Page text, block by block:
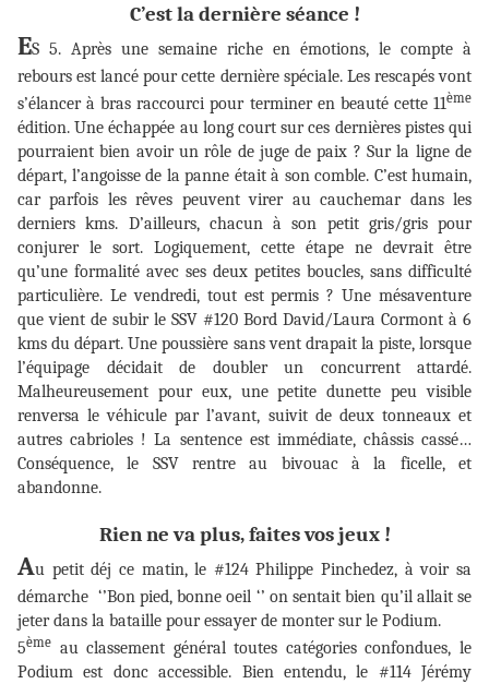
C’est la dernière séance !
ES 5. Après une semaine riche en émotions, le compte à
rebours est lancé pour cette dernière spéciale. Les rescapés vont
s’élancer à bras raccourci pour terminer en beauté cette 11ème
édition. Une échappée au long court sur ces dernières pistes qui
pourraient bien avoir un rôle de juge de paix ? Sur la ligne de
départ, l’angoisse de la panne était à son comble. C’est humain,
car parfois les rêves peuvent virer au cauchemar dans les
derniers kms. D’ailleurs, chacun à son petit gris/gris pour
conjurer le sort. Logiquement, cette étape ne devrait être
qu’une formalité avec ses deux petites boucles, sans difficulté
particulière. Le vendredi, tout est permis ? Une mésaventure
que vient de subir le SSV #120 Bord David/Laura Cormont à 6
kms du départ. Une poussière sans vent drapait la piste, lorsque
l’équipage décidait de doubler un concurrent attardé.
Malheureusement pour eux, une petite dunette peu visible
renversa le véhicule par l’avant, suivit de deux tonneaux et
autres cabrioles ! La sentence est immédiate, châssis cassé…
Conséquence, le SSV rentre au bivouac à la ficelle, et
abandonne.
Rien ne va plus, faites vos jeux !
Au petit déj ce matin, le #124 Philippe Pinchedez, à voir sa
démarche ‘’Bon pied, bonne oeil ‘’ on sentait bien qu’il allait se
jeter dans la bataille pour essayer de monter sur le Podium.
5ème au classement général toutes catégories confondues, le
Podium est donc accessible. Bien entendu, le #114 Jérémy